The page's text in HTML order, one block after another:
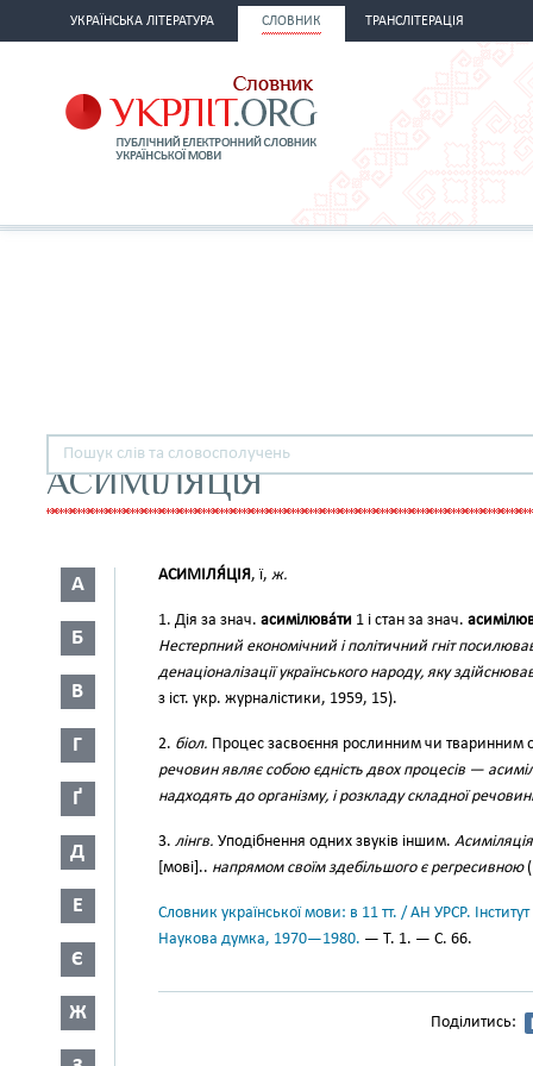
УКРАЇНСЬКА ЛІТЕРАТУРА СЛОВНИК ТРАНСЛІТЕРАЦІЯ
АСИМІЛЯЦІЯ
А
Б
В
Г
Ґ
Д
Е
Є
Ж
АСИМІЛЯ́ЦІЯ, ї, ж.
1. Дія за знач. асимілюва́ти 1 і стан за знач.
Нестерпний економічний і політичний гніт
денаціоналізації українського народу, яку
з іст. укр. журналістики, 1959, 15).
2. біол. Процес засвоєння рослинним чи тваринним
речовин являє собою єдність двох процесів —
надходять до організму, і розкладу складної
3. лінгв. Уподібнення одних звуків іншим.
[мові].. напрямом своїм здебільшого є регресивною
Словник української мови: в 11 тт. / АН УРСР.
Наукова думка, 1970—1980. — Т. 1. — С. 66.
Поділитись: